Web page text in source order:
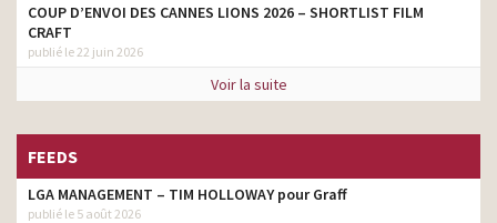
COUP D’ENVOI DES CANNES LIONS 2026 – SHORTLIST FILM
CRAFT
publié le 22 juin 2026
Voir la suite
FEEDS
LGA MANAGEMENT – TIM HOLLOWAY pour Graff
publié le 5 août 2026